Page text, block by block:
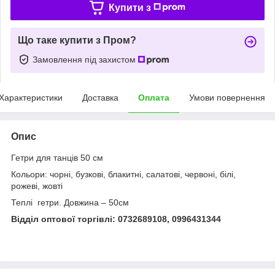
Купити з
Що таке купити з Пром?
Замовлення під захистом
Доставка Оплата Умови повернення
Опис
Гетри для танців 50 см
Кольори: чорні, бузкові, блакитні, салатові, червоні, білі,
рожеві, жовті
Теплі гетри. Довжина – 50см
Відділ оптової торгівлі: 0732689108, 0996431344